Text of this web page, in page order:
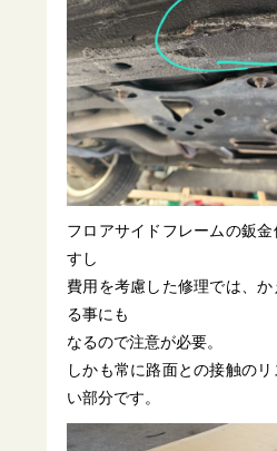
フロアサイドフレームの鈑
すし
費用を考慮した修理では、
る事にも
なるので注意が必要。
しかも常に路面との接触の
い部分です。